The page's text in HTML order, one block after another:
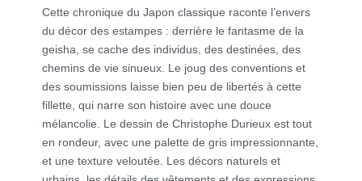
Cette chronique du Japon classique raconte l’envers
du décor des estampes : derrière le fantasme de la
geisha, se cache des individus, des destinées, des
chemins de vie sinueux. Le joug des conventions et
des soumissions laisse bien peu de libertés à cette
fillette, qui narre son histoire avec une douce
mélancolie. Le dessin de Christophe Durieux est tout
en rondeur, avec une palette de gris impressionnante,
et une texture veloutée. Les décors naturels et